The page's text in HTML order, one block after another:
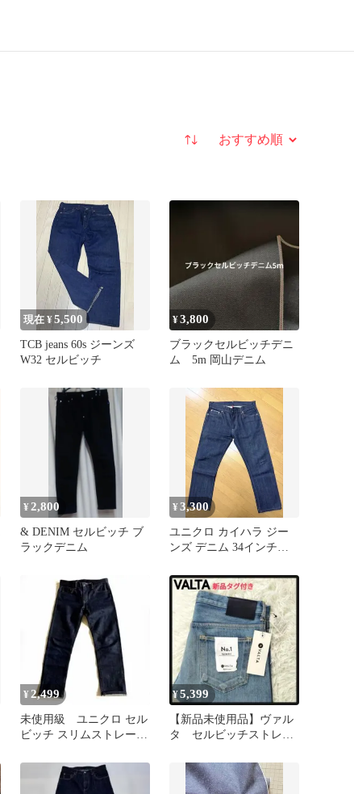
並び替え
現在 ¥5,500
TCB jeans 60s ジーンズ
W32 セルビッチ
¥3,800
ブラックセルビッチデニ
ム 5m 岡山デニム
¥ 2,800
& DENIM セルビッチ ブ
ラックデニム
¥3,300
ユニクロ カイハラ ジー
ンズ デニム 34インチ
ム
¥2,499
未使用級 ユニクロ セル
ビッチ スリムストレート
¥5,399
【新品未使用品】ヴァル
タ セルビッチストレー
馬革パッチ